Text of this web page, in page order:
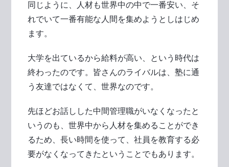
同じように、人材も世界中の中で一番安い、そ
れでいて一番有能な人間を集めようとしはじめ
ます。
大学を出ているから給料が高い、という時代は
終わったのです。皆さんのライバルは、塾に通
う友達ではなくて、世界なのです。
先ほどお話しした中間管理職がいなくなったと
いうのも、世界中から人材を集めることができ
るため、長い時間を使って、社員を教育する必
要がなくなってきたということでもあります。